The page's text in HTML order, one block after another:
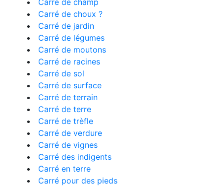
Carré de champ
Carré de choux ?
Carré de jardin
Carré de légumes
Carré de moutons
Carré de racines
Carré de sol
Carré de surface
Carré de terrain
Carré de terre
Carré de trèfle
Carré de verdure
Carré de vignes
Carré des indigents
Carré en terre
Carré pour des pieds